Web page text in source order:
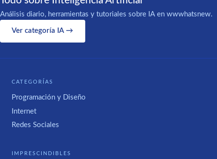
Análisis diario, herramientas y tutoriales sobre IA en wwwhatsnew.
Ver categoría IA →
CATEGORÍAS
Programación y Diseño
Internet
Redes Sociales
IMPRESCINDIBLES